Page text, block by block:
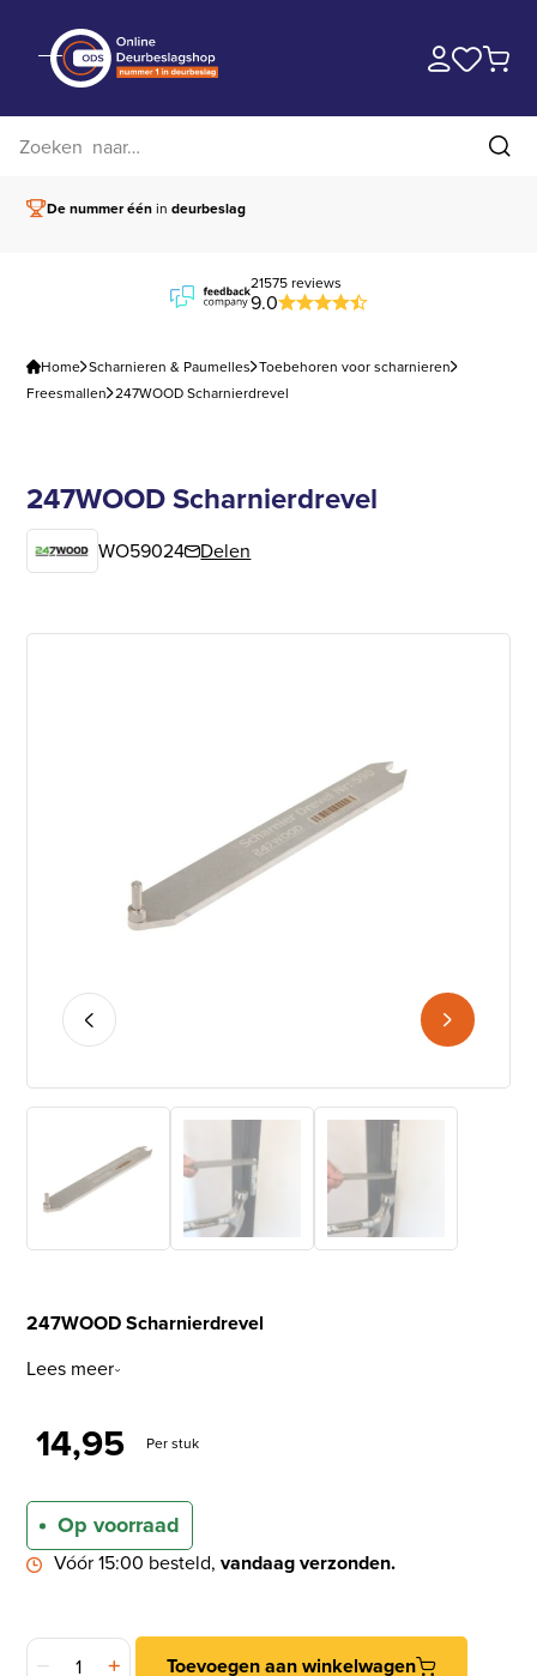
De nummer éénindeurbeslag
21575 reviews
9.0
Home Scharnieren & Paumelles Toebehoren voor scharnieren
Freesmallen 247WOOD Scharnierdrevel
247WOOD Scharnierdrevel
WO59024 Delen
247WOOD Scharnierdrevel
Lees meer
14,95 Per stuk
Op voorraad
Vóór 15:00 besteld,vandaag verzonden.
247WOOD Scharnierdrevel aantal
Toevoegen aan winkelwagen